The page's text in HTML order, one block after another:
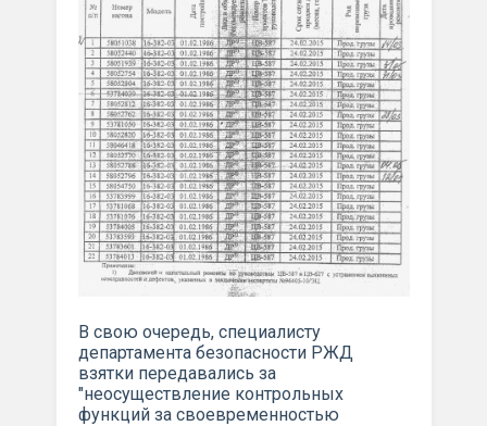
В свою очередь, специалисту
департамента безопасности РЖД
взятки передавались за
"неосуществление контрольных
функций за своевременностью